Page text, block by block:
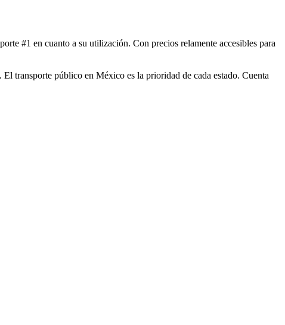
#1 en cuanto a su utilización. Con precios relamente accesibles para
transporte público en México es la prioridad de cada estado. Cuenta